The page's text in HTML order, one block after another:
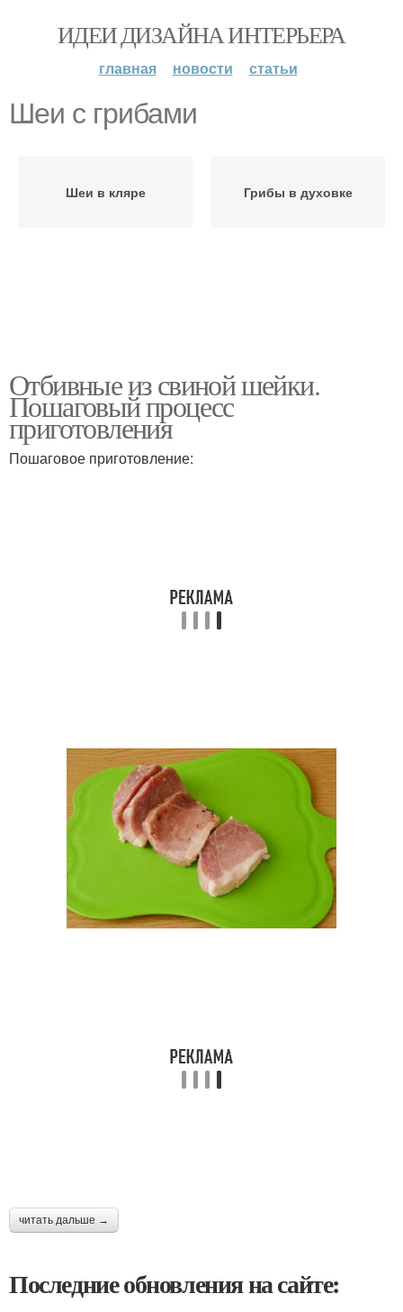
ИДЕИ ДИЗАЙНА ИНТЕРЬЕРА
главная новости статьи
Шеи с грибами
Шеи в кляре Грибы в духовке
Отбивные из свиной шейки.
Пошаговый процесс
приготовления
Пошаговое приготовление:
читать дальше →
Последние обновления на сайте: